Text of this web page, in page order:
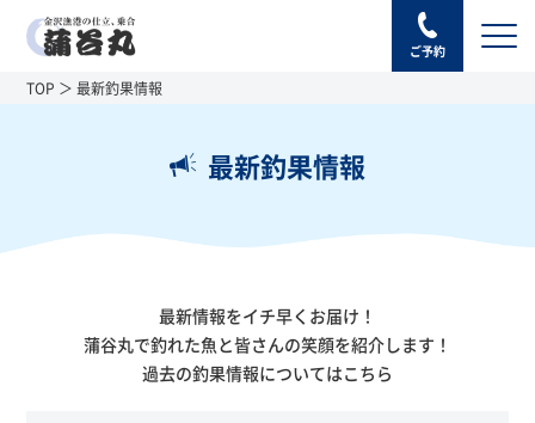
ご予約
TOP 最新釣果情報
最新釣果情報
最新情報をイチ早くお届け！
蒲谷丸で釣れた魚と皆さんの笑顔を紹介します！
過去の釣果情報についてはこちら